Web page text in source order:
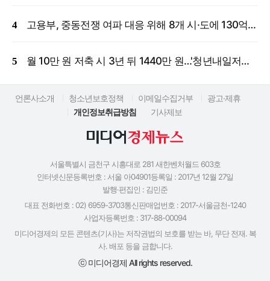
고용부, 중동전쟁 여파 대응 위해 8개 시·도에 130억 원 긴급 투입
월 10만 원 저축 시 3년 뒤 1440만 원…'청년내일저축계좌' 신규 모집
언론사소개 청소년보호정책 이메일수집거부
광고·제휴
개인정보취급방침
기사제보
서울특별시 금천구 시흥대로 281 새한벤처월드 603호
인터넷신문등록번호 : 서울 아04901등록일 : 2017년 12월 27일
발행·편집인 : 김민준
대표 전화번호 : 02) 6959-3703통신판매업번호 : 2017-서울금천-1240
사업자등록번호 : 317-88-00094
미디어경제의 모든 콘텐츠(기사)는 저작권법의 보호를 받는 바, 무단 전재. 복
사. 배포 등을 금합니다.
ⓒ 미디어경제 All rights reserved.